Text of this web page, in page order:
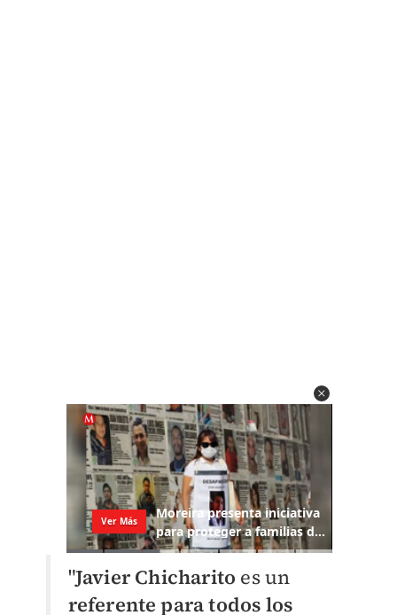
"Javier Chicharito es un
referente para todos los